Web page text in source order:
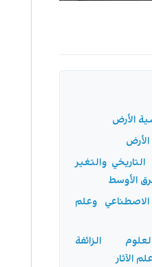
الأرض
والتغير
الأوسط
الاصطناعي وعلم
الزائفة
الآثار